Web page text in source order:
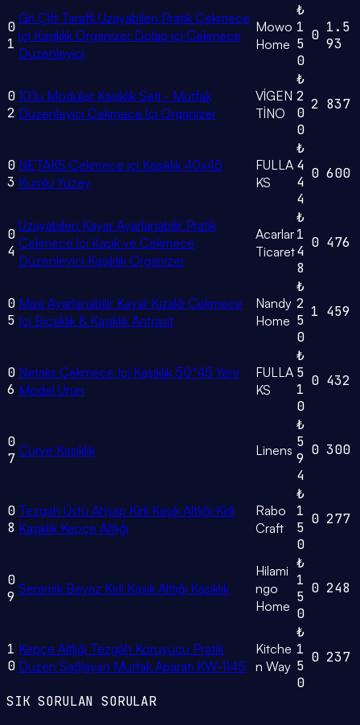
0
1
Gri Çift Taraflı Uzayabilen Pratik Çekmece
İçi Kaşıklık Organizer Dolap içi Çekmece
Düzenleyici
Mowo
Home
₺
1
5
0
0 1.5
93
0
2
10’lu Modüler Kaşıklık Seti - Mutfak
Düzenleyici Çekmece İçi Organizer
VİGEN
TİNO
₺
2
0
0
2 837
0
3
NETAKS Çekmece içi Kaşıklık 40x45
Kumlu Yüzey
FULLA
KS
₺
4
4
4
0 600
0
4
Uzayabilen Kayar Ayarlanabilir Pratik
Çekmece İçi Kaşık ve Çekmece
Düzenleyici Kaşıklık Organizer
Acarlar
Ticaret
₺
1
4
8
0 476
0
5
Maxi Ayarlanabilir Kayar Kızaklı Çekmece
Içi Bıçaklık & Kaşıklık Antrasit
Nandy
Home
₺
2
5
0
1 459
0
6
Netaks Çekmece Içi Kaşıklık 50*45 Yeni
Model Ürün
FULLA
KS
₺
5
1
0
0 432
0
7 Curve Kaşıklık Linens
₺
5
9
4
0 300
0
8
Tezgah Üstü Ahşap Kirli Kaşık Altlığı Kirli
Kaşıklık Kepçe Altlığı
Rabo
Craft
₺
1
5
0
0 277
0
9 Seramik Beyaz Kirli Kaşık Altlığı Kaşıklık
Hilami
ngo
Home
₺
1
5
0
0 248
1
0
Kepçe Altlığı Tezgâh Koruyucu Pratik
Düzen Sağlayan Mutfak Aparatı KW-1145
Kitche
n Way
₺
1
5
0
0 237
SIK SORULAN SORULAR